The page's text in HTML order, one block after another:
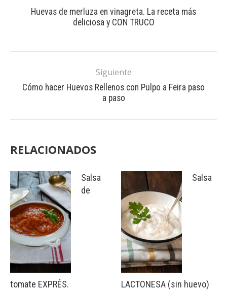
Huevas de merluza en vinagreta. La receta más
deliciosa y CON TRUCO
Siguiente
Cómo hacer Huevos Rellenos con Pulpo a Feira paso
a paso
RELACIONADOS
Salsa
de
tomate EXPRÉS.
Salsa
LACTONESA (sin huevo)